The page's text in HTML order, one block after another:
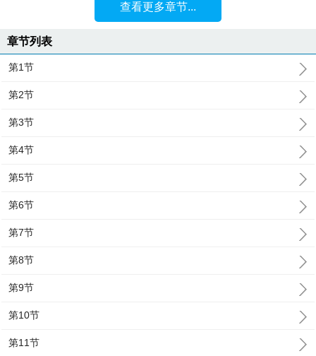
查看更多章节...
章节列表
第1节
第2节
第3节
第4节
第5节
第6节
第7节
第8节
第9节
第10节
第11节